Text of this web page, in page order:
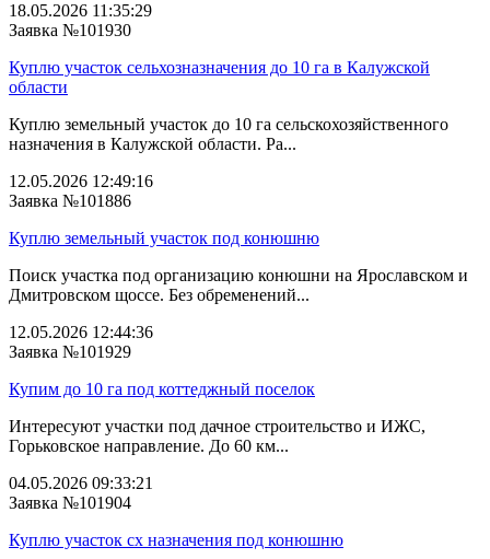
18.05.2026 11:35:29
Заявка №101930
Куплю участок сельхозназначения до 10 га в Калужской
области
Куплю земельный участок до 10 га сельскохозяйственного
назначения в Калужской области. Ра...
12.05.2026 12:49:16
Заявка №101886
Куплю земельный участок под конюшню
Поиск участка под организацию конюшни на Ярославском и
Дмитровском щоссе. Без обременений...
12.05.2026 12:44:36
Заявка №101929
Купим до 10 га под коттеджный поселок
Интересуют участки под дачное строительство и ИЖС,
Горьковское направление. До 60 км...
04.05.2026 09:33:21
Заявка №101904
Куплю участок сх назначения под конюшню